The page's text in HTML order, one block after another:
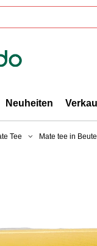
Neuheiten
Tee Mate tee in